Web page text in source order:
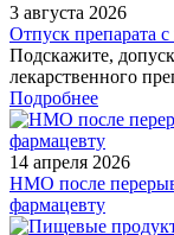
3 августа 2026
Отпуск препарата
Подскажите,
лекарственного
Подробнее
14 апреля 2026
НМО после
фармацевту